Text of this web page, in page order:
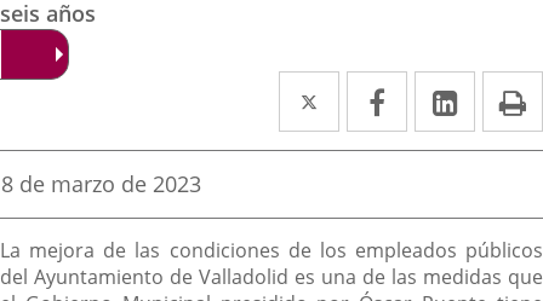
seis años
Twitter
Enlace
a
aplicación
externa.
Facebook
Enlace
a
aplicación
externa.
Enlace
a
Fecha
la
noticia
8 de marzo de 2023
Descripción
La mejora de las condiciones de los empleados públicos
del Ayuntamiento de Valladolid es una de las medidas que